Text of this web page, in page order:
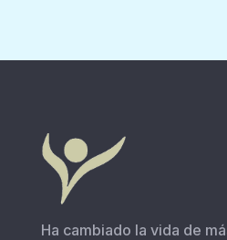
Ha cambiado la vida de